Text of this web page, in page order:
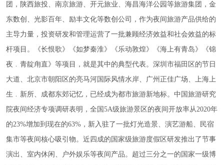
团，陕西旅投、南京旅游、开元旅业、海昌海洋公园等旅游集团，金
东数创、光影百年、励丰文化等数创公司，作为夜间旅游产品供给的
主导力量，投资研发和管理运营了一批兼顾经济效益和社会效益的标
杆项目。《长恨歌》《如梦秦淮》《乐动敦煌》《海上有青岛》《锦
夜﹒青靛甪直》等项目，就是其中的典型代表。深圳市福田区的节日
大道、北京市朝阳区的亮马河国际风情水岸、广州正佳广场、上海上
生﹒新所、成都东郊记忆，已经成为都市旅游新地标。中国旅游研究
院夜间经济专项调研表明，全国5A级旅游景区的夜间开放率从2020年
的23%增加到现在的63%，新入驻了一批灯光造景、演艺游船、民宿
集市等夜间核心吸引物。近四成的国家级旅游度假区研发推出了节事
演出、室内休闲、户外娱乐等夜间产品。超过三分之一的国家一级博